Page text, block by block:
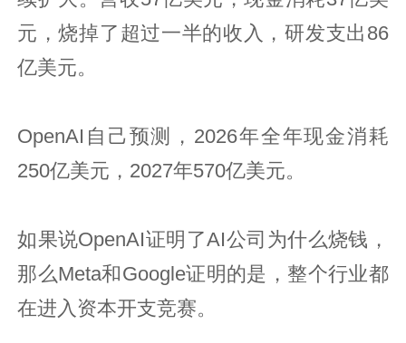
元，烧掉了超过一半的收入，研发支出86
亿美元。
OpenAI自己预测，2026年全年现金消耗
250亿美元，2027年570亿美元。
如果说OpenAI证明了AI公司为什么烧钱，
那么Meta和Google证明的是，整个行业都
在进入资本开支竞赛。